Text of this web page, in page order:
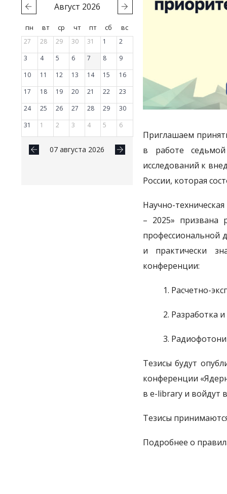
Август 2026
пн вт ср чт пт сб
вс
27
28 29 30 31 1
2
3
4 5 6 7 8
9
10
11 12 13 14 15
16
17
18 19 20 21 22
23
24
25 26 27 28 29
30
31
1 2 3 4 5 6
07 августа 2026
Приглашаем
в работе седьмой
исследований к
России, которая
Научно-
– 2025» призвана
профессиональной
и практически
конференции:
1. Расчетно-
2. Разработка
3.
Тезисы будут
конференции
в e-library и войдут
Тезисы
Подробнее о